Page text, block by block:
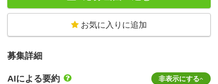
お気に入りに追加
募集詳細
AIによる要約 非表示にする